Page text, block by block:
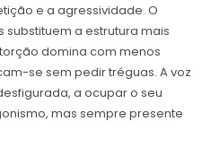
e a agressividade. O
a estrutura mais
domina com menos
se sem pedir tréguas. A voz
a ocupar o seu
mas sempre presente